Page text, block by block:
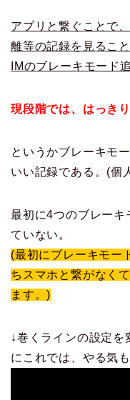
アプリと繋ぐことで
離等の記録を見ること
IMのブレーキモード
現段階では、はっき
というかブレーキモ
いい記録である。(個
最初に4つのブレーキ
ていない。
(最初にブレーキモー
ちスマホと繋がなく
ます。)
↓巻くラインの設定を
にこれでは、やる気